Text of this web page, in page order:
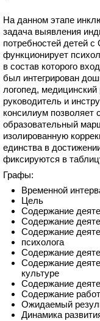
На данном этапе
задача выявления
потребностей детей
функционирует
в состав которого
был интегрирован
логопед,
руководитель и
консилиум позволяет
образовательный
изолированную
единства в
фиксируются в
Графы:
Временной
Цель
Содержание
Содержание
Содержание
психолога
Содержание
Содержание
культуре
Содержание
Содержание
Ожидаемый
Динамика